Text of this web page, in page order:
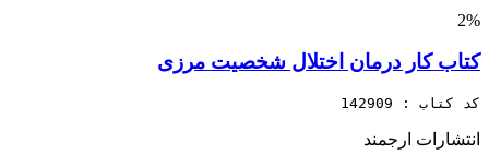
2%
کتاب کار درمان اختلال شخصیت مرزی
کد کتاب : 142909
انتشارات ارجمند